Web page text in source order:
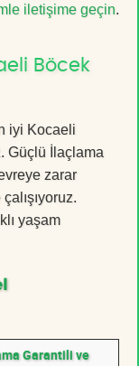
iletişime geçin.
Böcek
iyi Kocaeli
Güçlü İlaçlama
zarar
yaşam
Garantili ve